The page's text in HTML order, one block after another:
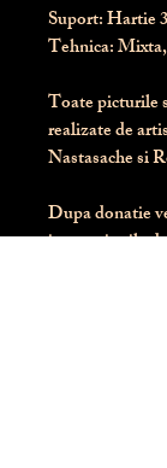
Suport: Hartie
Tehnica:
Toate picturile
realizate de
Nastasache si
Dupa donatie
instructiunile